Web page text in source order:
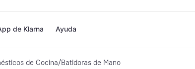
de pago Compras y recompensas
Compra y compara precios
de Klarna Ayuda
de Cocina/Batidoras de Mano